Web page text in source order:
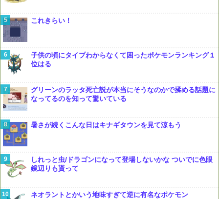
これきらい！
子供の頃にタイプわからなくて困ったポケモンランキング１
位はる
グリーンのラッタ死亡説が本当にそうなのかで揉める話題に
なってるのを知って驚いている
暑さが続くこんな日はキナギタウンを見て涼もう
しれっと虫/ドラゴンになって登場しないかな ついでに色眼
鏡辺りも貰って
ネオラントとかいう地味すぎて逆に有名なポケモン